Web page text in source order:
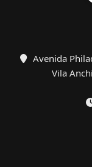
Avenida
Vila